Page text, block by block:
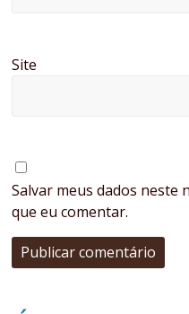
Site
Salvar meus dados neste
que eu comentar.